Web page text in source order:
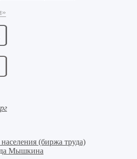
(биржа труда)
Мышкина